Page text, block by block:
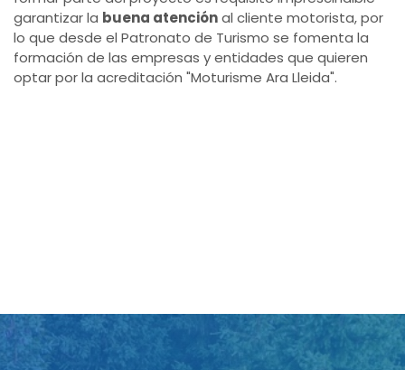
garantizar la buena atenciónal cliente motorista, por
lo que desde el Patronato de Turismo se fomenta la
formación de las empresas y entidades que quieren
optar por la acreditación "Moturisme Ara Lleida".